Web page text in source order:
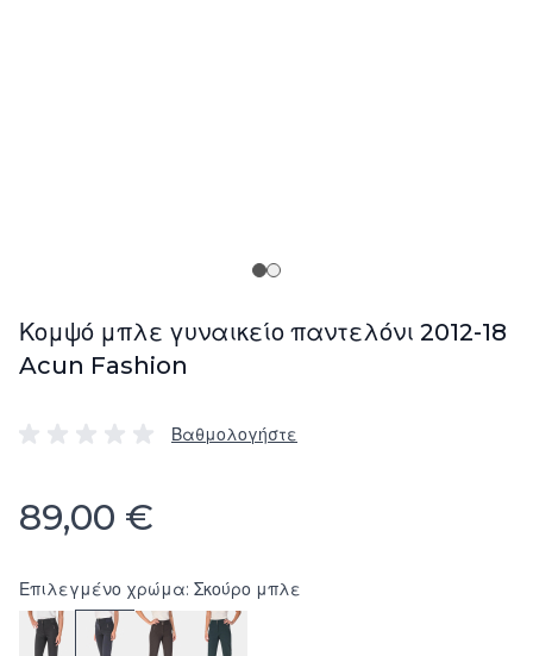
Κομψό μπλε γυναικείο παντελόνι 2012-18
Acun Fashion
Βαθμολογήστε
89,00 €
Επιλεγμένο χρώμα: Σκούρο μπλε